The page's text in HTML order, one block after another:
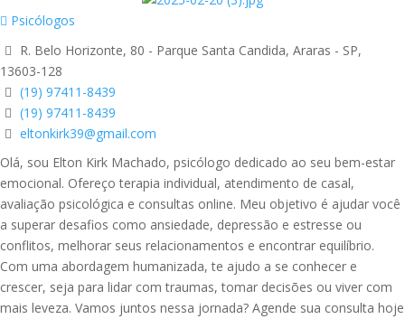
Psicólogos
R. Belo Horizonte, 80 - Parque Santa Candida, Araras - SP,
13603-128
(19) 97411-8439
(19) 97411-8439
eltonkirk39@gmail.com
Olá, sou Elton Kirk Machado, psicólogo dedicado ao seu bem-estar
emocional. Ofereço terapia individual, atendimento de casal,
avaliação psicológica e consultas online. Meu objetivo é ajudar você
a superar desafios como ansiedade, depressão e estresse ou
conflitos, melhorar seus relacionamentos e encontrar equilíbrio.
Com uma abordagem humanizada, te ajudo a se conhecer e
crescer, seja para lidar com traumas, tomar decisões ou viver com
mais leveza. Vamos juntos nessa jornada? Agende sua consulta hoje